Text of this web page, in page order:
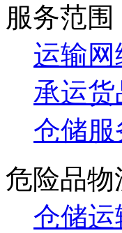
服务范围
运输网
承运
仓储服
危险品物
仓储运